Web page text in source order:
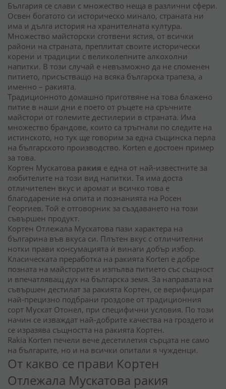
България се слави с множество неща в различни сфери.
Освен богатото си историческо минало, страната ни
има и дълга история на хранителната култура.
Множество майсторски сготвени ястия, от всички
райони на страната, преплитат своите исторически
корени и традиции с великолепните алкохолни
напитки. В този случай е невъзможно да не споменен
питието, присъстващо на всяка българска трапеза, а
именно – ракията.
Традиционното домашно приготвяне на това блажено
питие в наши дни е поето от ръцете на сръчните
майстори от големите дестилерии в страната. Има
множество брандове, които са тръгнали по следите на
истинското, но тук ще говорим за една същинска перла
на българското производство. Korten е достоен пример
за това.
Кортен Мускатова ракия е една от най-известните за
любителите на този вид напитки. Тя има доста
отличителен вкус и аромат и всичко това е
благодарение на опита и познанията на Росен
Георгиев. Той е отговорник за създаването на този
съвършен продукт.
Кортен Отлежала Мускатова пази характера на
българина във вкуса си. Плътен вкус с отличителни
нотки прави консумацията ѝ винаги добър избор.
Класическата преработка на ракията Korten е добре
позната на майсторите и изпълва питието със същност
и впечатляващ дух на българска земя. За направата на
съвършен дестилат за ракията Кортен, се верифицират
най-прецизно подбрани гроздове от традиционния
сорт Мускат Отонел, при специфични условия. По този
начин се изваждат най-добрите качества на гроздето и
се изразява същността на ракията Кортен.
Rakia Korten печели вече десетилетия сърцата не само
на българите, но и на всички опитали я чужденци.
От какво се прави Кортен
Отлежала Мускатова ракия